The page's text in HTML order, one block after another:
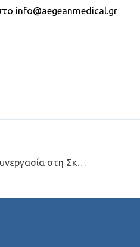
info@aegeanmedical.gr